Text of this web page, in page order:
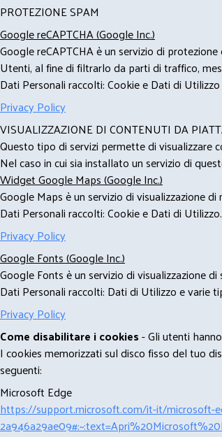
PROTEZIONE SPAM
Google reCAPTCHA (Google Inc.)
Google reCAPTCHA è un servizio di
Utenti, al fine di filtrarlo da parti di traffico,
Dati Personali raccolti: Cookie e Dati di
Privacy Policy
VISUALIZZAZIONE DI CONTENUTI DA
Questo tipo di servizi permette di visualizzare
Nel caso in cui sia installato un servizio di
Widget Google Maps (Google Inc.)
Google Maps è un servizio di visualizzazione
Dati Personali raccolti: Cookie e Dati di Utilizzo.
Privacy Policy
Google Fonts (Google Inc.)
Google Fonts è un servizio di visualizzazione
Dati Personali raccolti: Dati di Utilizzo e varie
Privacy Policy
Come disabilitare i cookies- Gli utenti
I cookies memorizzati sul disco fisso del tuo
seguenti:
Microsoft Edge
https://support.microsoft.com/it-it/microsoft-